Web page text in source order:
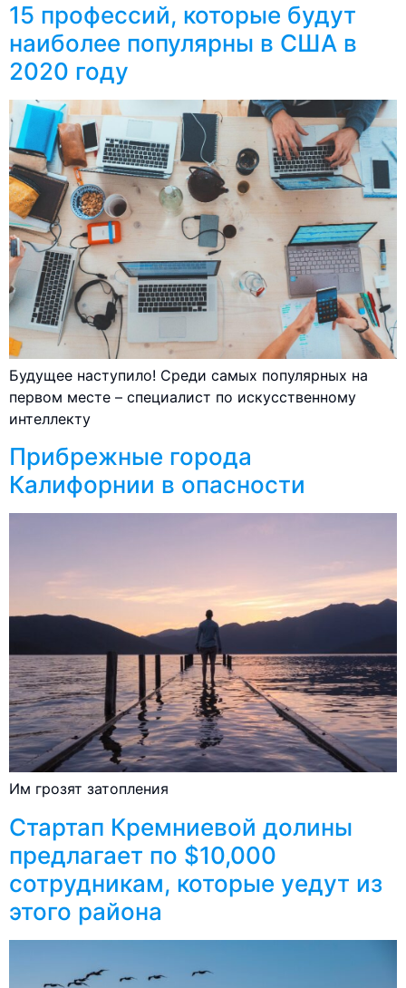
15 профессий, которые будут
наиболее популярны в США в
2020 году
Будущее наступило! Среди самых популярных на
первом месте – специалист по искусственному
интеллекту
Прибрежные города
Калифорнии в опасности
Им грозят затопления
Стартап Кремниевой долины
предлагает по $10,000
сотрудникам, которые уедут из
этого района